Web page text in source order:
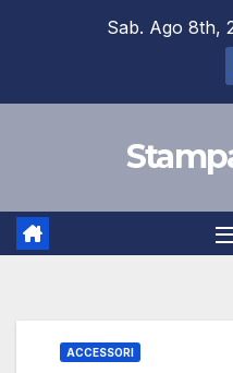
Sab. Ago 8th,
ACCESSORI